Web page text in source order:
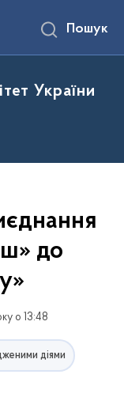
Пошук
України
до
о 13:48
діями